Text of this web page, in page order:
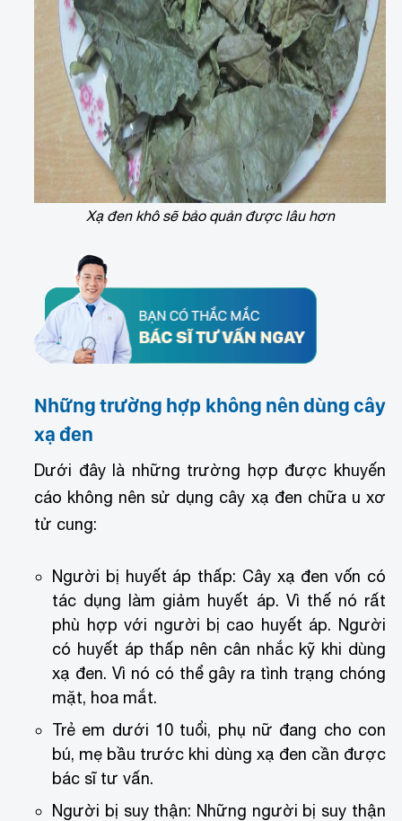
Xạ đen khô sẽ bảo quản được lâu hơn
Những trường hợp không nên dùng cây
xạ đen
Dưới đây là những trường hợp được khuyến
cáo không nên sử dụng cây xạ đen chữa u xơ
tử cung:
Người bị huyết áp thấp: Cây xạ đen vốn có
tác dụng làm giảm huyết áp. Vì thế nó rất
phù hợp với người bị cao huyết áp. Người
có huyết áp thấp nên cân nhắc kỹ khi dùng
xạ đen. Vì nó có thể gây ra tình trạng chóng
mặt, hoa mắt.
Trẻ em dưới 10 tuổi, phụ nữ đang cho con
bú, mẹ bầu trước khi dùng xạ đen cần được
bác sĩ tư vấn.
Người bị suy thận: Những người bị suy thận